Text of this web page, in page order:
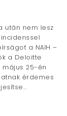
után nem lesz
a NAIH –
a Deloitte
május 25-én
érdemes